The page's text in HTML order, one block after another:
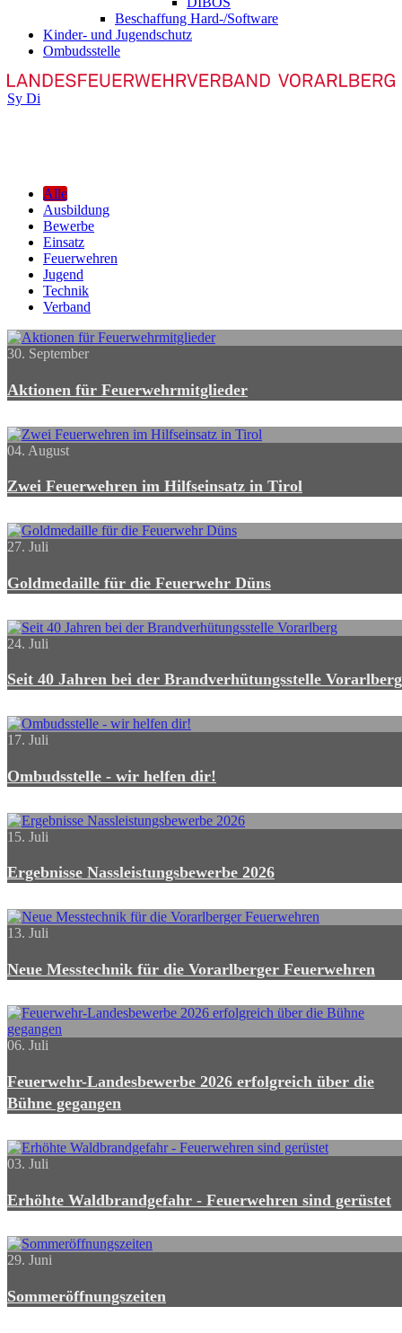
Beschaffung Hard-/Software
Kinder- und Jugendschutz
Ombudsstelle
Sy Di
Alle
Ausbildung
Bewerbe
Einsatz
Feuerwehren
Jugend
Technik
Verband
30. September
Aktionen für Feuerwehrmitglieder
04. August
Zwei Feuerwehren im Hilfseinsatz in Tirol
27. Juli
Goldmedaille für die Feuerwehr Düns
24. Juli
Seit 40 Jahren bei der Brandverhütungsstelle Vorarlberg
17. Juli
Ombudsstelle - wir helfen dir!
15. Juli
Ergebnisse Nassleistungsbewerbe 2026
13. Juli
Neue Messtechnik für die Vorarlberger Feuerwehren
06. Juli
Feuerwehr-Landesbewerbe 2026 erfolgreich über die
Bühne gegangen
03. Juli
Erhöhte Waldbrandgefahr - Feuerwehren sind gerüstet
29. Juni
Sommeröffnungszeiten